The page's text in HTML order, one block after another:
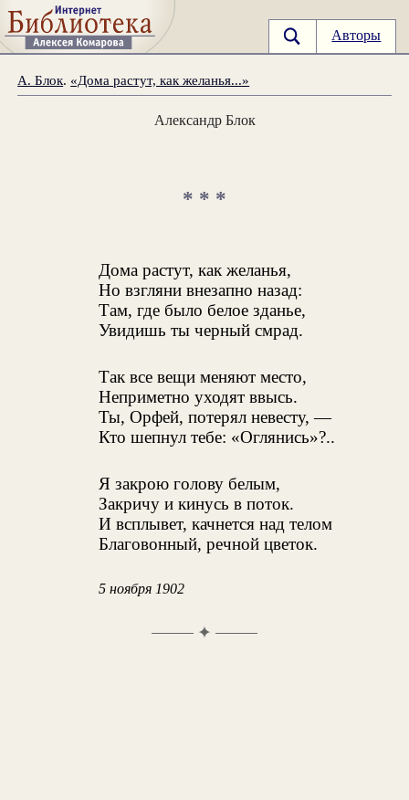
Авторы
А. Блок. «Дома растут, как желанья...»
Александр Блок
* * *
Дома растут, как желанья,
Но взгляни внезапно назад:
Там, где было белое зданье,
Увидишь ты черный смрад.
Так все вещи меняют место,
Неприметно уходят ввысь.
Ты, Орфей, потерял невесту, —
Кто шепнул тебе: «Оглянись»?..
Я закрою голову белым,
Закричу и кинусь в поток.
И всплывет, качнется над телом
Благовонный, речной цветок.
5 ноября 1902
✦